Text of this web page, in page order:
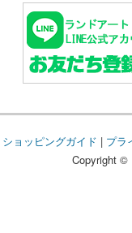
ショッピングガイド | プラ
Copyright ©